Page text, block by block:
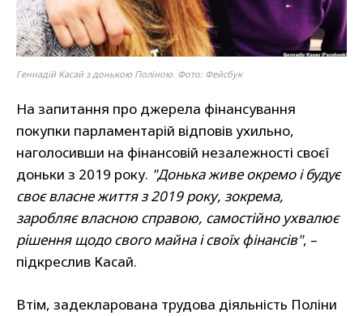
Геннадій Касай з донькою Поліною. Фото: Фейсбук
На запитання про джерела фінансування
покупки парламентарій відповів ухильно,
наголосивши на фінансовій незалежності своєї
доньки з 2019 року. "Донька живе окремо і будує
своє власне життя з 2019 року, зокрема,
заробляє власною справою, самостійно ухвалює
рішення щодо свого майна і своїх фінансів", –
підкреслив Касай.
Втім, задекларована трудова діяльність Поліни